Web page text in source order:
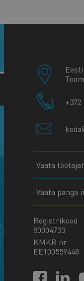
+372
Vaata
Vaata panga
Registrikood
80004733
KMKR nr
EE100559448